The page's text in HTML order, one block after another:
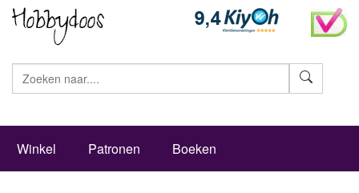
Winkel Patronen Boeken